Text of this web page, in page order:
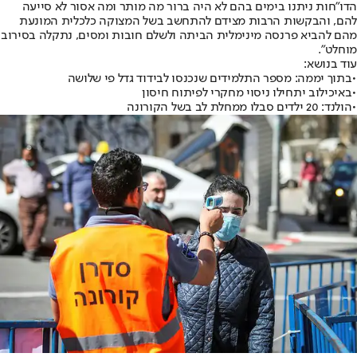
הדו"חות ניתנו בימים בהם לא היה ברור מה מותר ומה אסור לא סייעה
להם, והבקשות הרבות מצידם להתחשב בשל המצוקה כלכלית המונעת
מהם להביא פרנסה מינימלית הביתה ולשלם חובות ומסים, נתקלה בסירוב
מוחלט".
עוד בנושא:
•בתוך יממה: מספר התלמידים שנכנסו לבידוד גדל פי שלושה
•באיכילוב יתחילו ניסוי מחקרי לפיתוח חיסון
•הולנד: 20 ילדים סבלו ממחלת לב בשל הקורונה